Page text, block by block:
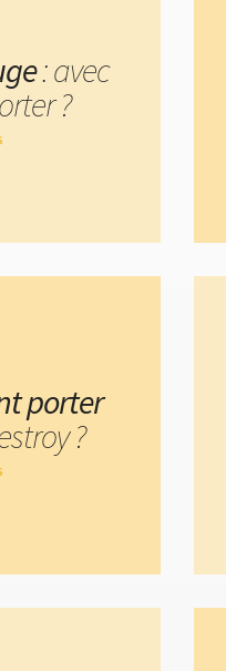
: avec
?
porter
?